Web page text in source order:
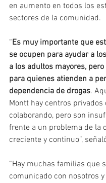
en aumento en todos los
sectores de la comunidad.
“Es muy importante que
se ocupen para ayudar a
a los adultos mayores,
para quienes atienden a
dependencia de drogas.
Montt hay centros privados
colaborando, pero son
frente a un problema de la
creciente y continuo”,
“Hay muchas familias que
comunicado con nosotros